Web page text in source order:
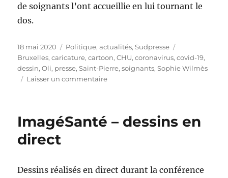
de soignants l’ont accueillie en lui tournant le
dos.
Publié
le
18 mai 2020 Catégories
Politique, actualités,Sudpresse
Bruxelles,caricature,cartoon,CHU,coronavirus,covid-19,
dessin,Oli, presse,Saint-Pierre,soignants,Sophie Wilmès
Laisser un commentairesur
les
ImagéSanté – dessins en
direct
Dessins réalisés en direct durant la conférence